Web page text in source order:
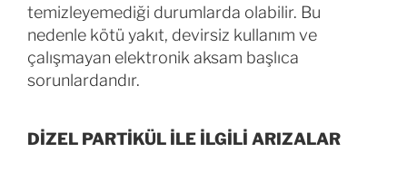
temizleyemediği durumlarda olabilir. Bu
nedenle kötü yakıt, devirsiz kullanım ve
çalışmayan elektronik aksam başlıca
sorunlardandır.
DİZEL PARTİKÜL İLE İLGİLİ ARIZALAR